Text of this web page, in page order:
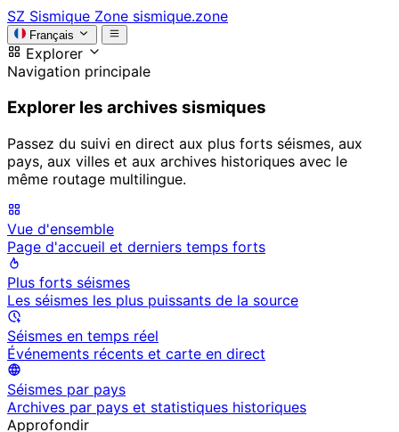
SZ Sismique Zone sismique.zone
Français
Explorer
Navigation principale
Explorer les archives sismiques
Passez du suivi en direct aux plus forts séismes, aux
pays, aux villes et aux archives historiques avec le
même routage multilingue.
Vue d'ensemble
Page d'accueil et derniers temps forts
Plus forts séismes
Les séismes les plus puissants de la source
Séismes en temps réel
Événements récents et carte en direct
Séismes par pays
Archives par pays et statistiques historiques
Approfondir